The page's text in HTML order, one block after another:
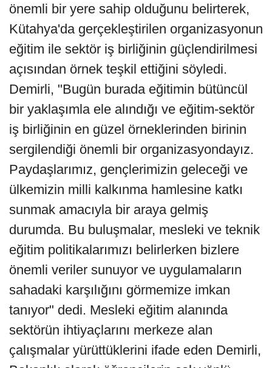
önemli bir yere sahip olduğunu belirterek,
Kütahya'da gerçekleştirilen organizasyonun
eğitim ile sektör iş birliğinin güçlendirilmesi
açısından örnek teşkil ettiğini söyledi.
Demirli, "Bugün burada eğitimin bütüncül
bir yaklaşımla ele alındığı ve eğitim-sektör
iş birliğinin en güzel örneklerinden birinin
sergilendiği önemli bir organizasyondayız.
Paydaşlarımız, gençlerimizin geleceği ve
ülkemizin milli kalkınma hamlesine katkı
sunmak amacıyla bir araya gelmiş
durumda. Bu buluşmalar, mesleki ve teknik
eğitim politikalarımızı belirlerken bizlere
önemli veriler sunuyor ve uygulamaların
sahadaki karşılığını görmemize imkan
tanıyor" dedi. Mesleki eğitim alanında
sektörün ihtiyaçlarını merkeze alan
çalışmalar yürüttüklerini ifade eden Demirli,